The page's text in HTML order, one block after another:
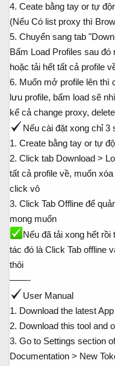
4. Ceate bằng tay or tự
(Nếu Có list proxy thì
5. Chuyển sang tab
Bấm Load Profiles sau đó
hoặc tải hết tất cả profile
6. Muốn mở profile lên thì
lưu profile, bấm load sẽ
kể cả change proxy,
Nếu cài đặt xong chỉ 3
1. Create bằng tay or tự
2. Click tab Download >
tất cả profile về, muốn
click vô
3. Click Tab Offline để
mong muốn
Nếu đã tải xong hết
tác đó là Click Tab offline
thôi
——-
User Manual
1. Download the latest
2. Download this tool and
3. Go to Settings section
Documentation > New